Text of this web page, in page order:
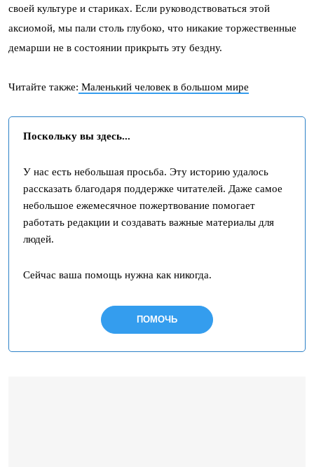
своей культуре и стариках. Если руководствоваться этой
аксиомой, мы пали столь глубоко, что никакие торжественные
демарши не в состоянии прикрыть эту бездну.
Читайте также: Маленький человек в большом мире
Поскольку вы здесь...
У нас есть небольшая просьба. Эту историю удалось
рассказать благодаря поддержке читателей. Даже самое
небольшое ежемесячное пожертвование помогает
работать редакции и создавать важные материалы для
людей.
Сейчас ваша помощь нужна как никогда.
ПОМОЧЬ